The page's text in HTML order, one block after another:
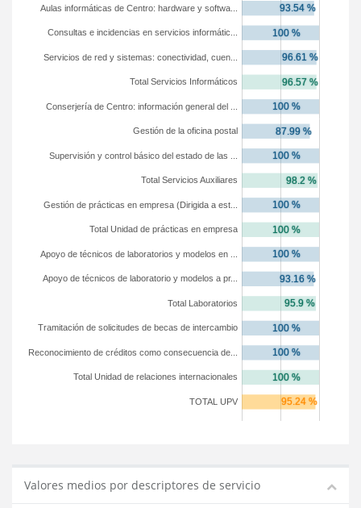
TOTAL UPV
Total Unidad de relaciones internacionales
Reconocimiento de créditos como consecuencia de...
Tramitación de solicitudes de becas de intercambio
Total Laboratorios
Apoyo de técnicos de laboratorio y modelos a pr...
Apoyo de técnicos de laboratorios y modelos en ...
Total Unidad de prácticas en empresa
Gestión de prácticas en empresa (Dirigida a est...
Total Servicios Auxiliares
Supervisión y control básico del estado de las ...
Gestión de la oficina postal
Conserjería de Centro: información general del ...
Total Servicios Informáticos
Servicios de red y sistemas: conectividad, cuen...
Consultas e incidencias en servicios informátic...
Aulas informáticas de Centro: hardware y softwa...
Valores medios por descriptores de servicio